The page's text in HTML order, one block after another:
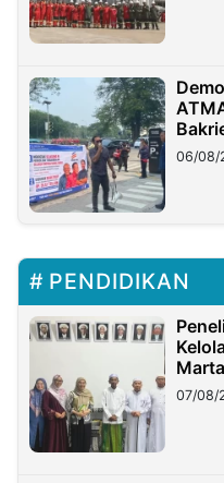
06/08/
PENDIDIKAN
07/08/